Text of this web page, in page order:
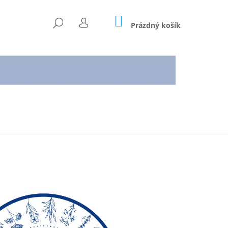
HLEDAT
PŘIHLÁŠENÍ
NÁKUPNÍ
KOŠÍK
Prázdný košík
PŘÍRODY – SÍLA